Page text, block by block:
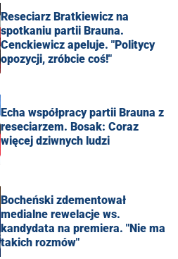
Reseciarz Bratkiewicz na
spotkaniu partii Brauna.
Cenckiewicz apeluje. "Politycy
opozycji, zróbcie coś!"
Echa współpracy partii Brauna z
reseciarzem. Bosak: Coraz
więcej dziwnych ludzi
Bocheński zdementował
medialne rewelacje ws.
kandydata na premiera. "Nie ma
takich rozmów"